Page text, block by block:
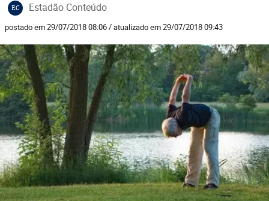
EC Estadão Conteúdo
postado em 29/07/2018 08:06 / atualizado em 29/07/2018 09:43